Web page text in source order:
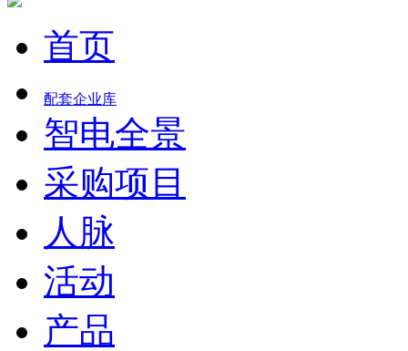
首页
配套企业库
智电全景
采购项目
人脉
活动
产品